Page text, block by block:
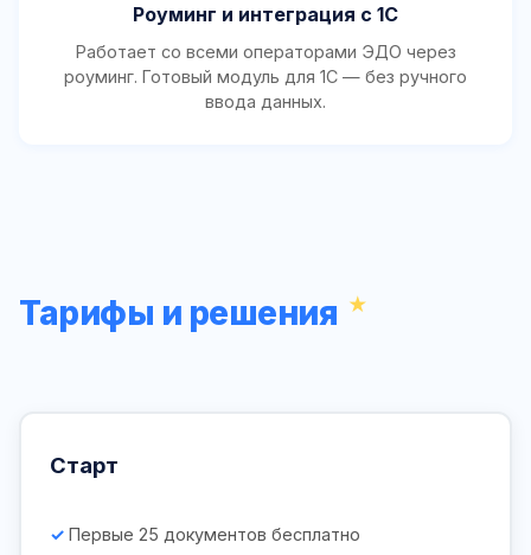
Роуминг и интеграция с 1С
Работает со всеми операторами ЭДО через
роуминг. Готовый модуль для 1С — без ручного
ввода данных.
Тарифы и решения
Старт
Первые 25 документов бесплатно